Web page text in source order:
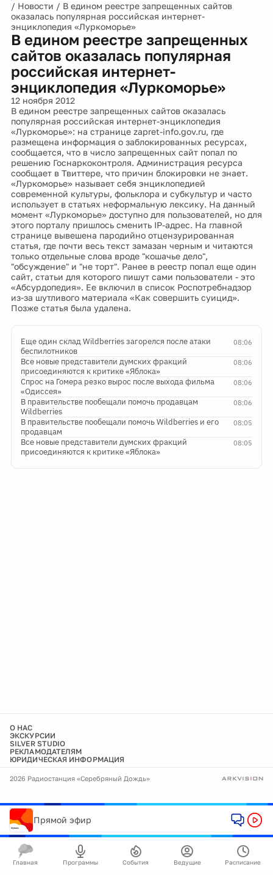
/ Новости / В едином реестре запрещенных сайтов
оказалась популярная российская интернет-
энциклопедия «Луркоморье»
В едином реестре запрещенных
сайтов оказалась популярная
российская интернет-
энциклопедия «Луркоморье»
12 ноября 2012
В едином реестре запрещенных сайтов оказалась
популярная российская интернет-энциклопедия
«Луркоморье»: на странице zapret-info.gov.ru, где
размещена информация о заблокированных ресурсах,
сообщается, что в число запрещенных сайт попал по
решению Госнаркоконтроля. Администрация ресурса
сообщает в Твиттере, что причин блокировки не знает.
«Луркоморье» называет себя энциклопедией
современной культуры, фольклора и субкультур и часто
использует в статьях неформальную лексику. На данный
момент «Луркоморье» доступно для пользователей, но для
этого порталу пришлось сменить IP-адрес. На главной
странице вывешена пародийно отцензурированная
статья, где почти весь текст замазан черным и читаются
только отдельные слова вроде "кошачье дело",
"обсуждение" и "не торт". Ранее в реестр попал еще один
сайт, статьи для которого пишут сами пользователи - это
«Абсурдопедия». Ее включил в список Роспотребнадзор
из-за шутливого материала «Как совершить суицид».
Позже статья была удалена.
08:06
Еще один склад Wildberries загорелся после атаки
беспилотников
08:06
Все новые представители думских фракций
присоединяются к критике «Яблока»
08:06
Спрос на Гомера резко вырос после выхода фильма
«Одиссея»
08:06
В правительстве пообещали помочь продавцам
Wildberries
08:05
В правительстве пообещали помочь Wildberries и его
продавцам
08:05
Все новые представители думских фракций
присоединяются к критике «Яблока»
О НАС
ЭКСКУРСИИ
SILVER STUDIO
РЕКЛАМОДАТЕЛЯМ
ЮРИДИЧЕСКАЯ ИНФОРМАЦИЯ
2026 Радиостанция «Серебряный Дождь»
Прямой эфир
Главная Программы События Ведущие Расписание